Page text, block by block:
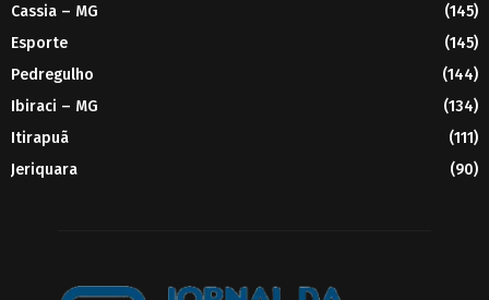
Cassia – MG
(145)
Esporte
(145)
Pedregulho
(144)
Ibiraci – MG
(134)
Itirapuã
(111)
Jeriquara
(90)